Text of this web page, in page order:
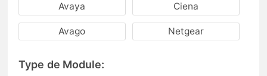
Avaya Ciena
Avago Netgear
Type de Module: